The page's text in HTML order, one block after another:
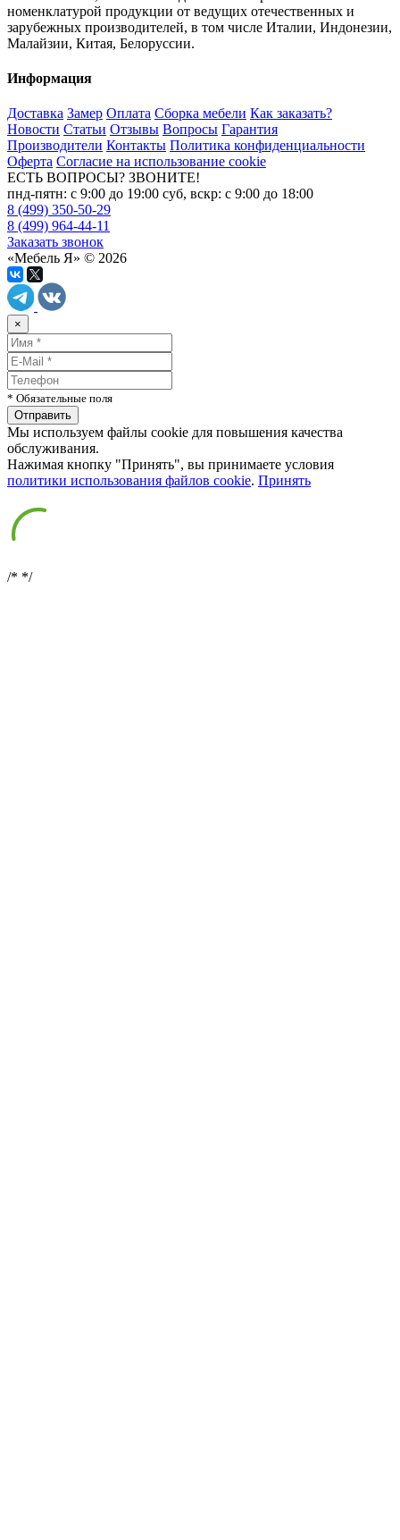
номенклатурой продукции от ведущих отечественных и
зарубежных производителей, в том числе Италии, Индонезии,
Малайзии, Китая, Белоруссии.
Информация
Доставка Замер Оплата Сборка мебели Как заказать?
Новости Статьи Отзывы Вопросы Гарантия
Производители Контакты Политика конфиденциальности
Оферта Согласие на использование cookie
ЕСТЬ ВОПРОСЫ? ЗВОНИТЕ!
пнд-пятн: с 9:00 до 19:00 суб, вскр: с 9:00 до 18:00
8 (499) 350-50-29
8 (499) 964-44-11
Заказать звонок
«Мебель Я» © 2026
×
* Обязательные поля
Мы используем файлы cookie для повышения качества
обслуживания.
Нажимая кнопку "Принять", вы принимаете условия
политики использования файлов cookie. Принять
/* */